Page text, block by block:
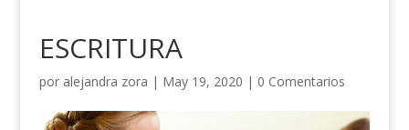
ESCRITURA
por alejandra zora | May 19, 2020 | 0 Comentarios